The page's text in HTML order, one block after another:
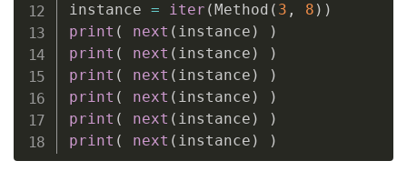
instance = iter (Method ( 3 , 8 ) )
print ( next ( instance )
)
print ( next ( instance )
)
print ( next ( instance )
)
print ( next ( instance )
)
print ( next ( instance )
)
print ( next ( instance ) )